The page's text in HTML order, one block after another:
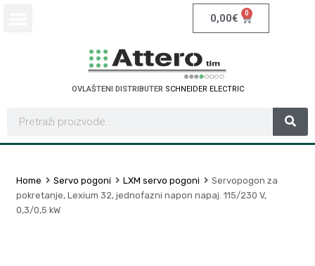
0,00€ 0
OVLAŠTENI DISTRIBUTER SCHNEIDER ELECTRIC
Home Servo pogoni LXM servo pogoni
Servopogon za
pokretanje, Lexium 32, jednofazni napon napaj. 115/230 V,
0,3/0,5 kW